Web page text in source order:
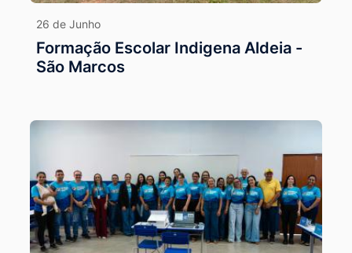
26 de Junho
Formação Escolar Indigena Aldeia -
São Marcos